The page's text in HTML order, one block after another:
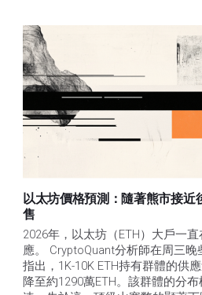
以太坊價格預測：隨著熊市接近
售​
2026年，以太坊（ETH）大戶一
應。 CryptoQuant分析師在周三
指出，1K-10K ETH持有群體的供
降至約1290萬ETH。該群體的分